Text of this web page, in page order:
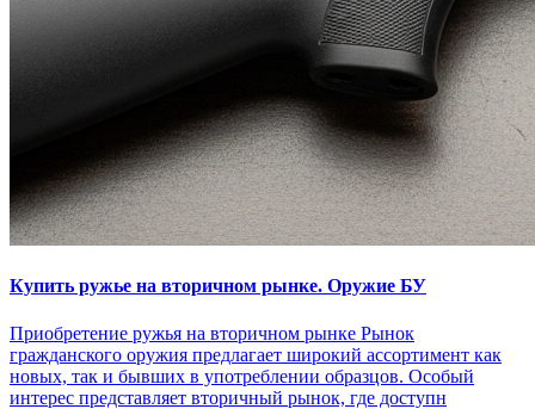
Купить ружье на вторичном рынке. Оружие БУ
Приобретение ружья на вторичном рынке Рынок
гражданского оружия предлагает широкий ассортимент как
новых, так и бывших в употреблении образцов. Особый
интерес представляет вторичный рынок, где доступн